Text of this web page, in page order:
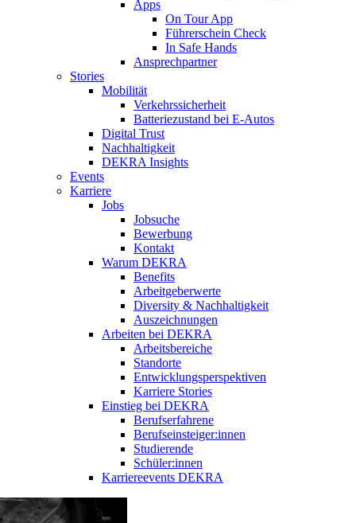
Apps
On Tour App
Führerschein Check
In Safe Hands
Ansprechpartner
Stories
Mobilität
Verkehrssicherheit
Batteriezustand bei E-Autos
Digital Trust
Nachhaltigkeit
DEKRA Insights
Events
Karriere
Jobs
Jobsuche
Bewerbung
Kontakt
Warum DEKRA
Benefits
Arbeitgeberwerte
Diversity & Nachhaltigkeit
Auszeichnungen
Arbeiten bei DEKRA
Arbeitsbereiche
Standorte
Entwicklungsperspektiven
Karriere Stories
Einstieg bei DEKRA
Berufserfahrene
Berufseinsteiger:innen
Studierende
Schüler:innen
Karriereevents DEKRA